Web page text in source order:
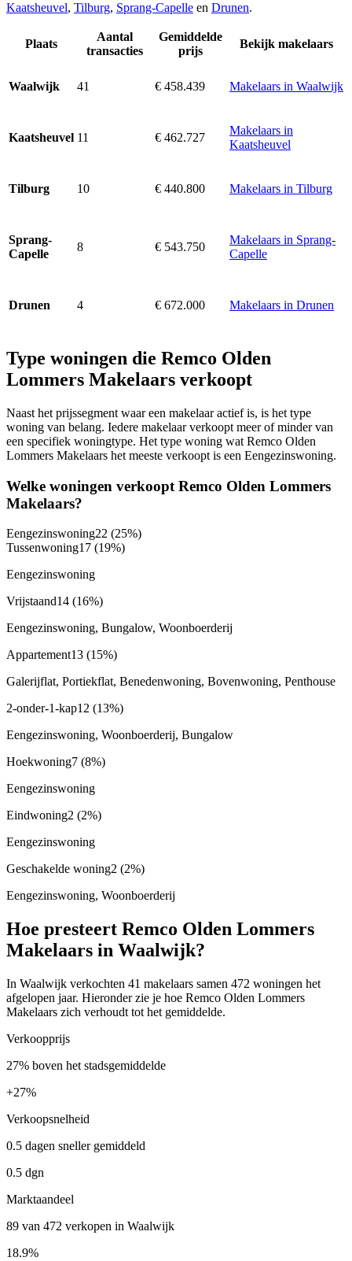
Kaatsheuvel, Tilburg, Sprang-Capelle en Drunen.
Plaats
Aantal
transacties
Gemiddelde
prijs
Bekijk makelaars
Waalwijk 41 € 458.439 Makelaars in Waalwijk
Kaatsheuvel 11 € 462.727
Makelaars in
Kaatsheuvel
Tilburg 10 € 440.800 Makelaars in Tilburg
Sprang-
Capelle
8 € 543.750
Makelaars in Sprang-
Capelle
Drunen 4 € 672.000 Makelaars in Drunen
Type woningen die Remco Olden
Lommers Makelaars verkoopt
Naast het prijssegment waar een makelaar actief is, is het type
woning van belang. Iedere makelaar verkoopt meer of minder van
een specifiek woningtype. Het type woning wat Remco Olden
Lommers Makelaars het meeste verkoopt is een Eengezinswoning.
Welke woningen verkoopt Remco Olden Lommers
Makelaars?
Eengezinswoning22 (25%)
Tussenwoning17 (19%)
Eengezinswoning
Vrijstaand14 (16%)
Eengezinswoning, Bungalow, Woonboerderij
Appartement13 (15%)
Galerijflat, Portiekflat, Benedenwoning, Bovenwoning, Penthouse
2-onder-1-kap12 (13%)
Eengezinswoning, Woonboerderij, Bungalow
Hoekwoning7 (8%)
Eengezinswoning
Eindwoning2 (2%)
Eengezinswoning
Geschakelde woning2 (2%)
Eengezinswoning, Woonboerderij
Hoe presteert Remco Olden Lommers
Makelaars in Waalwijk?
In Waalwijk verkochten 41 makelaars samen 472 woningen het
afgelopen jaar. Hieronder zie je hoe Remco Olden Lommers
Makelaars zich verhoudt tot het gemiddelde.
Verkoopprijs
27% boven het stadsgemiddelde
+27%
Verkoopsnelheid
0.5 dagen sneller gemiddeld
0.5 dgn
Marktaandeel
89 van 472 verkopen in Waalwijk
18.9%